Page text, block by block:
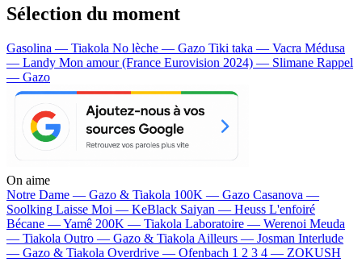
Sélection du moment
Gasolina — Tiakola No lèche — Gazo Tiki taka — Vacra Médusa
— Landy Mon amour (France Eurovision 2024) — Slimane Rappel
— Gazo
On aime
Notre Dame — Gazo & Tiakola 100K — Gazo Casanova —
Soolking Laisse Moi — KeBlack Saiyan — Heuss L'enfoiré
Bécane —Yamê 200K — Tiakola Laboratoire — Werenoi Meuda
— Tiakola Outro — Gazo & Tiakola Ailleurs — Josman Interlude
— Gazo & Tiakola Overdrive — Ofenbach 1 2 3 4 — ZOKUSH